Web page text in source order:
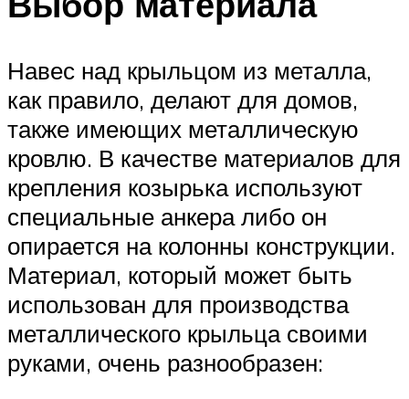
Навес над крыльцом из металла,
как правило, делают для домов,
также имеющих металлическую
кровлю. В качестве материалов для
крепления козырька используют
специальные анкера либо он
опирается на колонны конструкции.
Материал, который может быть
использован для производства
металлического крыльца своими
руками, очень разнообразен: